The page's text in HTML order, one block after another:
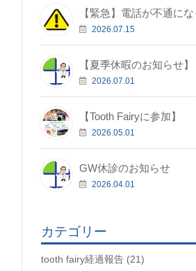
【緊急】電話が不通に
2026.07.15
【夏季休暇のお知らせ】
2026.07.01
【Tooth Fairyに参加】
2026.05.01
GW休診のお知らせ
2026.04.01
カテゴリー
tooth fairy経過報告 (21)